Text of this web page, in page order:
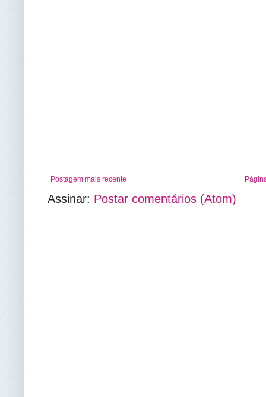
Postagem mais recente
Assinar: Postar comentários (Atom)